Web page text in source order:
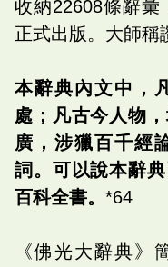
收納22608條辭
正式出版。大師稱
本辭典內文中，
處；凡古今人物
廣，涉獵百千經
詞。可以說本辭
百科全書。 *64
《佛光大辭典》